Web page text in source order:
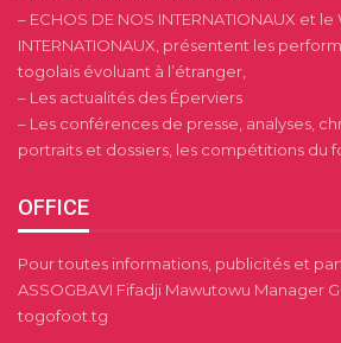
– ECHOS DE NOS INTERNATIONAUX et le
INTERNATIONAUX, présentent les
togolais évoluant à l’étranger,
– Les actualités des Éperviers
– Les conférences de presse, analyses,
portraits et dossiers, les compétitions du
OFFICE
Pour toutes informations, publicités et
ASSOGBAVI Fifadji Mawutowu Manager
togofoot.tg